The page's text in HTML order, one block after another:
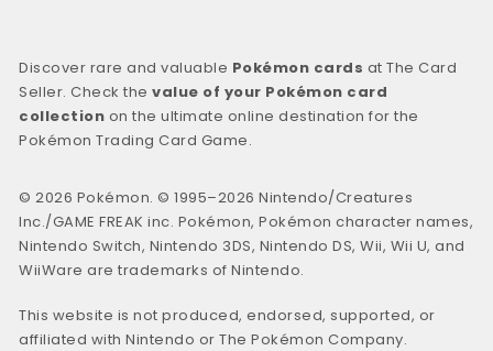
Discover rare and valuable Pokémon cards at The Card
Seller. Check thevalue of your Pokémon card
collection on the ultimate online destination for the
Pokémon Trading Card Game.
© 2026 Pokémon. © 1995–2026 Nintendo/Creatures
Inc./GAME FREAK inc. Pokémon, Pokémon character names,
Nintendo Switch, Nintendo 3DS, Nintendo DS, Wii, Wii U, and
WiiWare are trademarks of Nintendo.
This website is not produced, endorsed, supported, or
affiliated with Nintendo or The Pokémon Company.